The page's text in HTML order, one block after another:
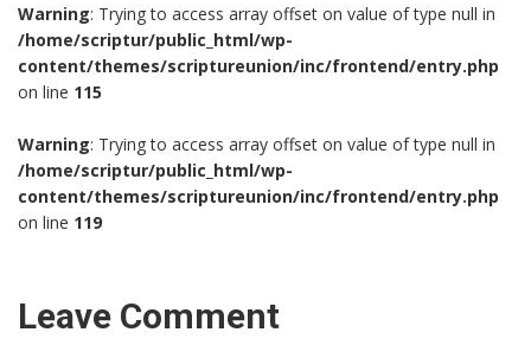
Warning: Trying to access array offset on value of type null in
/home/scriptur/public_html/wp-
content/themes/scriptureunion/inc/frontend/entry.php
on line 115
Warning: Trying to access array offset on value of type null in
/home/scriptur/public_html/wp-
content/themes/scriptureunion/inc/frontend/entry.php
on line 119
Leave Comment